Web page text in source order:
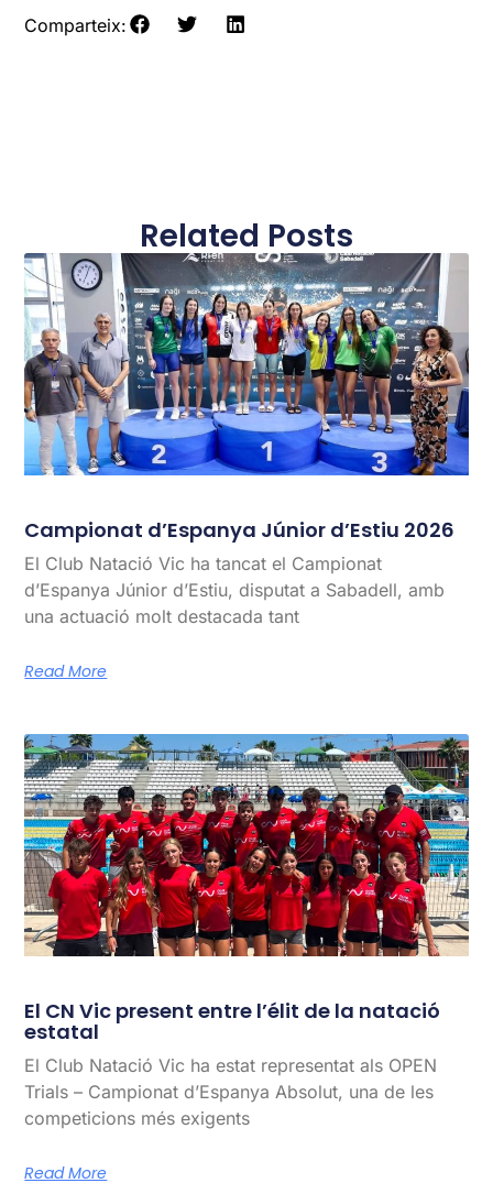
Comparteix:
Related Posts
Campionat d’Espanya Júnior d’Estiu 2026
El Club Natació Vic ha tancat el Campionat
d’Espanya Júnior d’Estiu, disputat a Sabadell, amb
una actuació molt destacada tant
Read More
El CN Vic present entre l’élit de la natació
estatal
El Club Natació Vic ha estat representat als OPEN
Trials – Campionat d’Espanya Absolut, una de les
competicions més exigents
Read More